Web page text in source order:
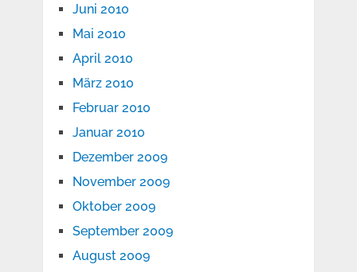
Juni 2010
Mai 2010
April 2010
März 2010
Februar 2010
Januar 2010
Dezember 2009
November 2009
Oktober 2009
September 2009
August 2009